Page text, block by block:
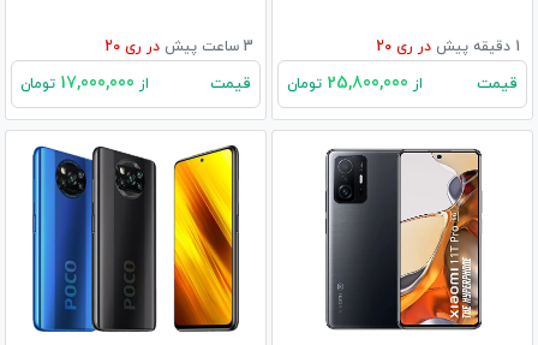
1 دقیقه پیش در ری 20
قیمت از تومان
3 ساعت پیش در ری 20
قیمت از تومان